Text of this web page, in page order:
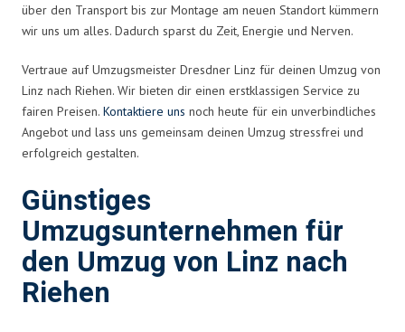
über den Transport bis zur Montage am neuen Standort kümmern
wir uns um alles. Dadurch sparst du Zeit, Energie und Nerven.
Vertraue auf Umzugsmeister Dresdner Linz für deinen Umzug von
Linz nach Riehen. Wir bieten dir einen erstklassigen Service zu
fairen Preisen. Kontaktiere uns noch heute für ein unverbindliches
Angebot und lass uns gemeinsam deinen Umzug stressfrei und
erfolgreich gestalten.
Günstiges
Umzugsunternehmen für
den Umzug von Linz nach
Riehen